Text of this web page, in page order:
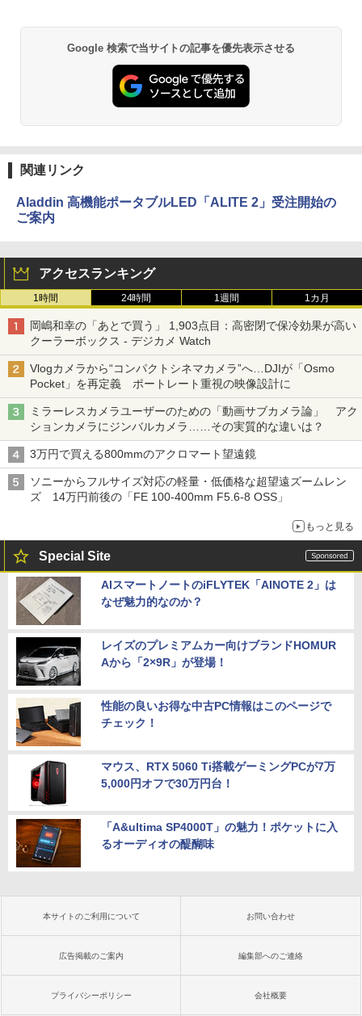
Google 検索で当サイトの記事を優先表示させる
関連リンク
Aladdin 高機能ポータブルLED「ALITE 2」受注開始の
ご案内
アクセスランキング
1時間 24時間 1週間 1カ月
岡嶋和幸の「あとで買う」 1,903点目：高密閉で保冷効果が高い
クーラーボックス - デジカメ Watch
Vlogカメラから“コンパクトシネマカメラ”へ…DJIが「Osmo
Pocket」を再定義 ポートレート重視の映像設計に
ミラーレスカメラユーザーのための「動画サブカメラ論」 アク
ションカメラにジンバルカメラ……その実質的な違いは？
3万円で買える800mmのアクロマート望遠鏡
ソニーからフルサイズ対応の軽量・低価格な超望遠ズームレン
ズ 14万円前後の「FE 100-400mm F5.6-8 OSS」
もっと見る
Special Site
AIスマートノートのiFLYTEK「AINOTE 2」は
なぜ魅力的なのか？
レイズのプレミアムカー向けブランドHOMUR
Aから「2×9R」が登場！
性能の良いお得な中古PC情報はこのページで
チェック！
マウス、RTX 5060 Ti搭載ゲーミングPCが7万
5,000円オフで30万円台！
「A&ultima SP4000T」の魅力！ポケットに入
るオーディオの醍醐味
本サイトのご利用について お問い合わせ
広告掲載のご案内 編集部へのご連絡
プライバシーポリシー 会社概要